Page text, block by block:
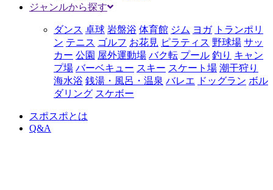
ジャンルから探す
ダンス 卓球 岩盤浴 体育館 ジム ヨガ トランポリ
ン テニス ゴルフ お花見 ピラティス 野球場 サッ
カー 公園 屋外運動場 バク転 プール 釣り キャン
プ場 バーベキュー スキー スケート場 潮干狩り
海水浴 銭湯・風呂・温泉 バレエ ドッグラン ボル
ダリング スケボー
スポスポとは
Q&A